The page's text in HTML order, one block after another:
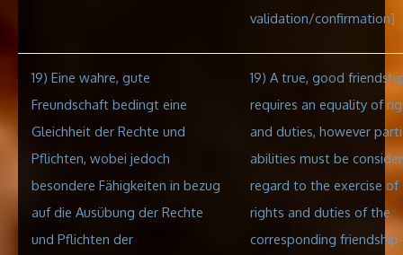
validation/confirmation]
19) Eine wahre, gute
Freundschaft bedingt eine
Gleichheit der Rechte und
Pflichten, wobei jedoch
besondere Fähigkeiten in bezug
auf die Ausübung der Rechte
und Pflichten der
19) A true, good
requires an equality of
and duties, however
abilities must be
regard to the exercise of
rights and duties of the
corresponding friendship-